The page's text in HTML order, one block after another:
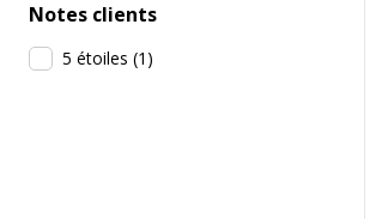
Notes clients
5 étoiles (1 )